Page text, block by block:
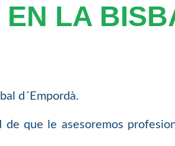
LA
d´Empordà.
que le asesoremos